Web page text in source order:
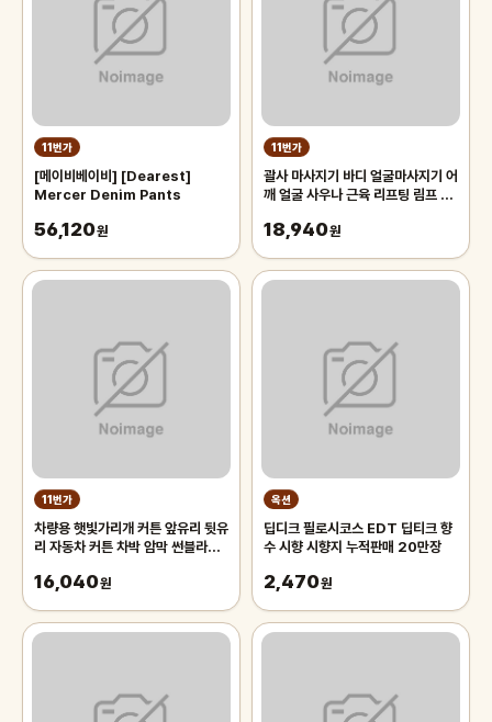
11번가
[메이비베이비] [Dearest]
Mercer Denim Pants
56,120원
11번가
괄사 마사지기 바디 얼굴마사지기 어
깨 얼굴 사우나 근육 리프팅 림프 1
18,940원
11번가
차량용 햇빛가리개 커튼 앞유리 뒷유
리 자동차 커튼 차박 암막 썬블라인
리햇
16,040원
옥션
딥디크 필로시코스 EDT 딥티크 향
수 시향 시향지 누적판매 20만장
2,470원